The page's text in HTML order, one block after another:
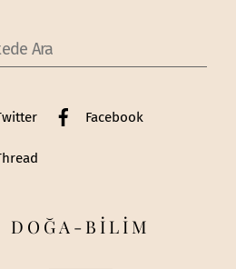
Facebook
DOĞA-BİLİM